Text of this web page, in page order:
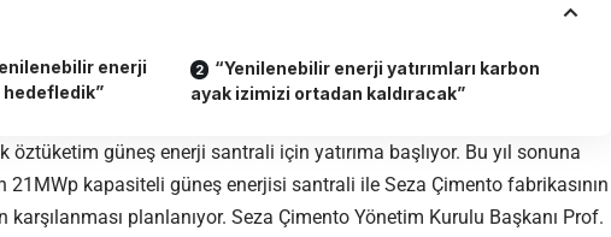
enerji
hedefledik”
“Yenilenebilir enerji yatırımları karbon
ayak izimizi ortadan kaldıracak”
öztüketim güneş enerji santrali için yatırıma başlıyor. Bu yıl sonuna
kapasiteli güneş enerjisi santrali ile Seza Çimento fabrikasının
planlanıyor. Seza Çimento Yönetim Kurulu Başkanı Prof.